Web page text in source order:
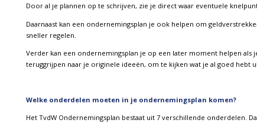
Door al je plannen op te schrijven, zie je direct waar eventuele
Daarnaast kan een ondernemingsplan je ook helpen om
sneller regelen.
Verder kan een ondernemingsplan je op een later moment helpen
teruggrijpen naar je originele ideeën, om te kijken wat je al goed hebt
Welke onderdelen moeten in je ondernemingsplan komen?
Het TvdW Ondernemingsplan bestaat uit 7 verschillende onderdelen.